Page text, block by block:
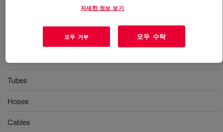
Tubes
Hoses
Cables
자세한 정보 보기
모두 거부 모두 수락